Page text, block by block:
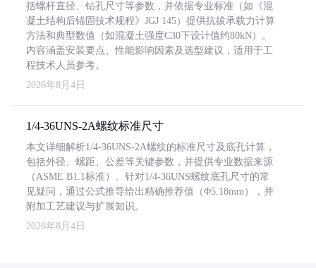
括螺杆直径、钻孔尺寸等参数，并依据专业标准（如《混
凝土结构后锚固技术规程》JGJ 145）提供抗拔承载力计算
方法和典型数值（如混凝土强度C30下设计值约80kN）。
内容涵盖安装要点、性能影响因素及选型建议，适用于工
程技术人员参考。
2026年8月4日
1/4-36UNS-2A螺纹标准尺寸
本文详细解析1/4-36UNS-2A螺纹的标准尺寸及底孔计算，
包括外径、螺距、公差等关键参数，并提供专业数据来源
（ASME B1.1标准）。针对1/4-36UNS螺纹底孔尺寸的常
见疑问，通过公式推导给出精确推荐值（Φ5.18mm），并
附加工艺建议与扩展知识。
2026年8月4日